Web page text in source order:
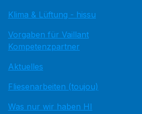
Klima & Lüftung - hissu
Vorgaben für Vaillant
Kompetenzpartner
Aktuelles
Fliesenarbeiten (toujou)
Was nur wir haben HI